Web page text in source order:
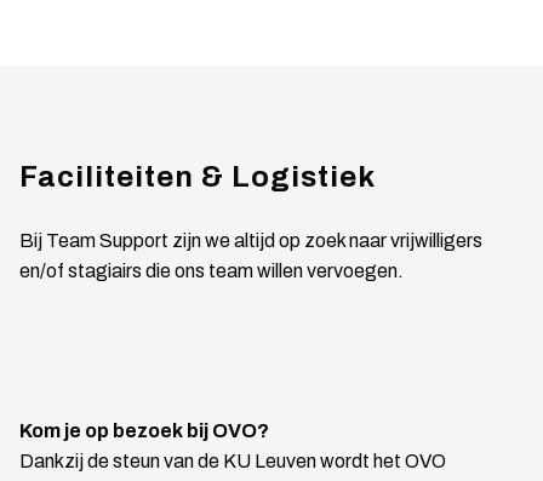
Faciliteiten & Logistiek
Bij Team Support zijn we altijd op zoek naar vrijwilligers
en/of stagiairs die ons team willen vervoegen.
Kom je op bezoek bij OVO?
Dankzij de steun van de KU Leuven wordt het OVO